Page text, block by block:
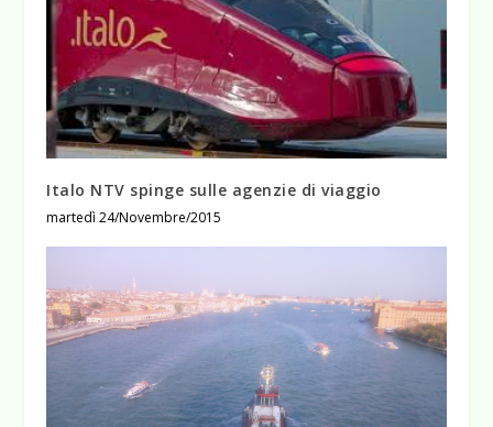
Italo NTV spinge sulle agenzie di viaggio
martedì 24/Novembre/2015